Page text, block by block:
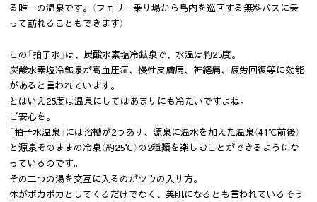
る唯一の温泉です。（フェリー乗り場から島内を巡回する無料バスに乗
って訪れることもできます）
この「拍子水」は、炭酸水素塩冷鉱泉で、水温は約25度。
炭酸水素塩冷鉱泉が高血圧症、慢性皮膚病、神経痛、疲労回復等に効能
があると言われています。
とはいえ25度は温泉にしてはあまりにも冷たいですよね。
ご安心を。
「拍子水温泉」には浴槽が2つあり、源泉に温水を加えた温泉（41℃前後）
と源泉そのままの冷泉（約25℃）の2種類を楽しむことができるようにな
っているのです。
その二つの湯を交互に入るのがツウの入り方。
体がポカポカとしてくるだけでなく、美肌になるとも言われているそう